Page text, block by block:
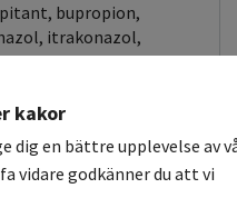
bupropion,
itrakonazol,
prasugrel,
med
kan via
njurutsöndring ge
metaboliter.
kakor
dig en bättre upplevelse av
vidare godkänner du att vi